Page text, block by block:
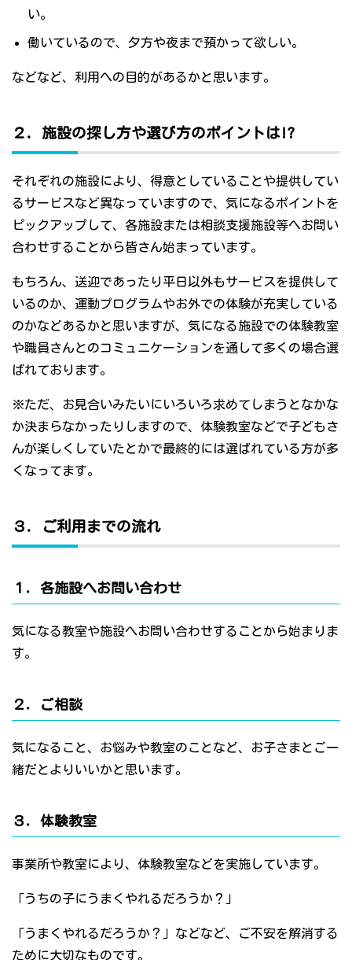
い。
働いているので、夕方や夜まで預かって欲しい。
などなど、利用への目的があるかと思います。
２．施設の探し方や選び方のポイントは!?
それぞれの施設により、得意としていることや提供してい
るサービスなど異なっていますので、気になるポイントを
ピックアップして、各施設または相談支援施設等へお問い
合わせすることから皆さん始まっています。
もちろん、送迎であったり平日以外もサービスを提供して
いるのか、運動プログラムやお外での体験が充実している
のかなどあるかと思いますが、気になる施設での体験教室
や職員さんとのコミュニケーションを通して多くの場合選
ばれております。
※ただ、お見合いみたいにいろいろ求めてしまうとなかな
か決まらなかったりしますので、体験教室などで子どもさ
んが楽しくしていたとかで最終的には選ばれている方が多
くなってます。
３．ご利用までの流れ
１．各施設へお問い合わせ
気になる教室や施設へお問い合わせすることから始まりま
す。
２．ご相談
気になること、お悩みや教室のことなど、お子さまとご一
緒だとよりいいかと思います。
３．体験教室
事業所や教室により、体験教室などを実施しています。
「うちの子にうまくやれるだろうか？」
「うまくやれるだろうか？」などなど、ご不安を解消する
ために大切なものです。